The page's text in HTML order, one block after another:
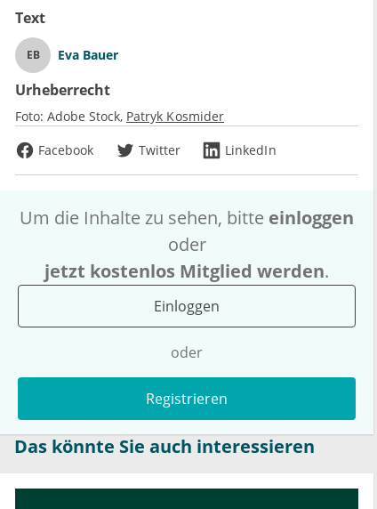
Text
EB Eva Bauer
Urheberrecht
Foto: Adobe Stock Patryk Kosmider
Facebook
Twitter LinkedIn
Um die Inhalte zu sehen, bitte einloggen
oder
jetzt kostenlos Mitglied werden.
Einloggen
oder
Registrieren
Das könnte Sie auch interessieren